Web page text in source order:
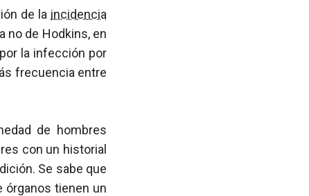
de la incidencia
no de Hodkins, en
la infección por
frecuencia entre
de hombres
con un historial
Se sabe que
órganos tienen un